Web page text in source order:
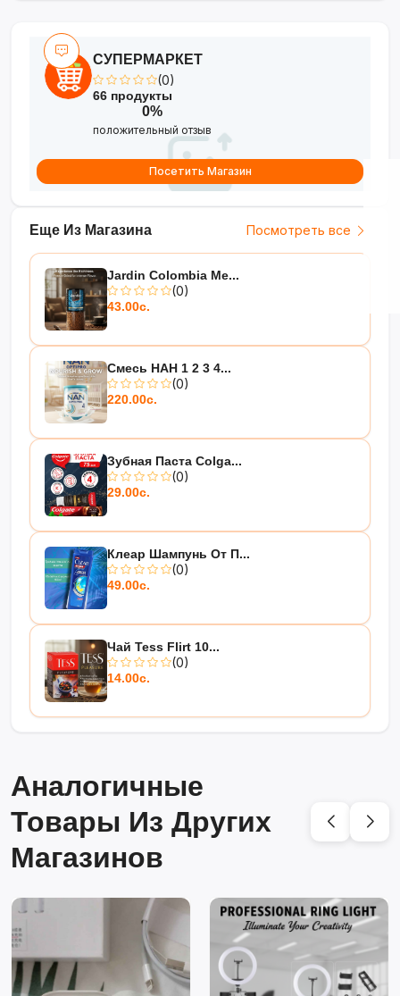
Еще Из Магазина Посмотреть все
Jardin Colombia Me...
(0)
43.00с.
Смесь НАН 1 2 3 4...
(0)
220.00с.
Зубная Паста Colga...
(0)
29.00с.
Клеар Шампунь От П...
(0)
49.00с.
Чай Tess Flirt 10...
(0)
14.00с.
СУПЕРМАРКЕТ
(0)
66 продукты
0%
положительный отзыв
Посетить Магазин
Аналогичные
Товары Из Других
Магазинов